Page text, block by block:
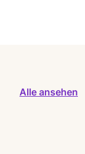
Alle ansehen